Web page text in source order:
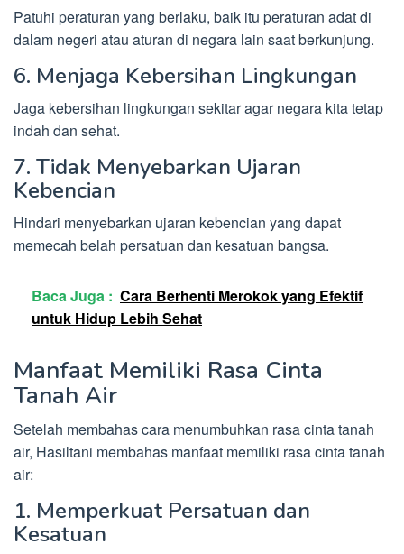
Patuhi peraturan yang berlaku, baik itu peraturan adat di
dalam negeri atau aturan di negara lain saat berkunjung.
6. Menjaga Kebersihan Lingkungan
Jaga kebersihan lingkungan sekitar agar negara kita tetap
indah dan sehat.
7. Tidak Menyebarkan Ujaran
Kebencian
Hindari menyebarkan ujaran kebencian yang dapat
memecah belah persatuan dan kesatuan bangsa.
Baca Juga : Cara Berhenti Merokok yang Efektif
untuk Hidup Lebih Sehat
Manfaat Memiliki Rasa Cinta
Tanah Air
Setelah membahas cara menumbuhkan rasa cinta tanah
air, Hasiltani membahas manfaat memiliki rasa cinta tanah
air:
1. Memperkuat Persatuan dan
Kesatuan